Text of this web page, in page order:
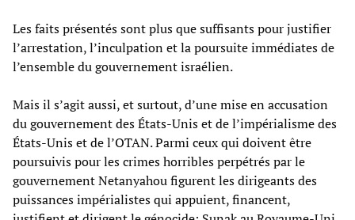
Les faits présentés sont plus que suffisants pour justifier
l’arrestation, l’inculpation et la poursuite immédiates de
l’ensemble du gouvernement israélien.
Mais il s’agit aussi, et surtout, d’une mise en accusation
du gouvernement des États-Unis et de l’impérialisme des
États-Unis et de l’OTAN. Parmi ceux qui doivent être
poursuivis pour les crimes horribles perpétrés par le
gouvernement Netanyahou figurent les dirigeants des
puissances impérialistes qui appuient, financent,